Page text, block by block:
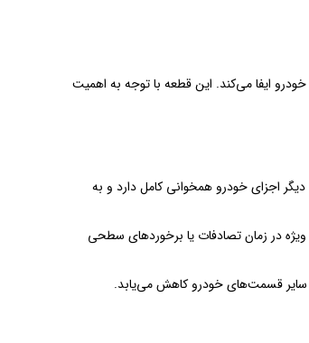
ایفا می‌کند. این قطعه با توجه به اهمیت
دیگر اجزای خودرو همخوانی کامل دارد و به
در زمان تصادفات یا برخوردهای سطحی